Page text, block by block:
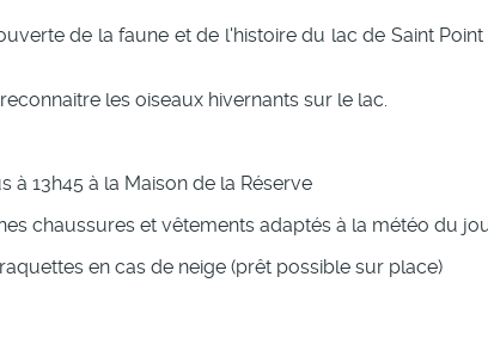
de la faune et de l'histoire du lac de Saint
les oiseaux hivernants sur le lac.
à 13h45 à la Maison de la Réserve
chaussures et vêtements adaptés à la météo du
en cas de neige (prêt possible sur place)